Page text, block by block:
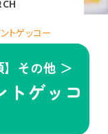
トゲッコー
その他 ＞
トゲッコ